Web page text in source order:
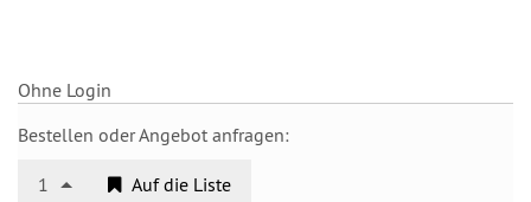
Ohne Login
Bestellen oder Angebot anfragen:
1 Auf die Liste